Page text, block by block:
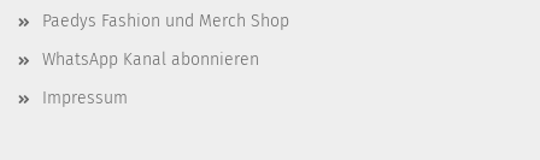
Paedys Fashion und Merch Shop
WhatsApp Kanal abonnieren
Impressum